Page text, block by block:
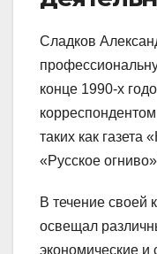
Сладков
конце 1990-х
таких как
«Русское
В течение своей
освещал
экономические